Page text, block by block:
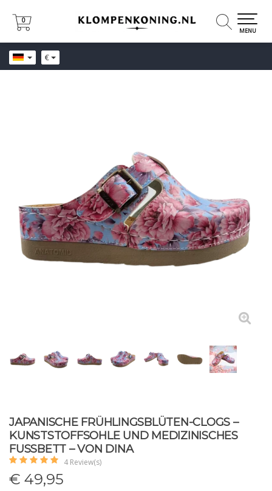
€
0
0
MENU
JAPANISCHE FRÜHLINGSBLÜTEN-CLOGS –
KUNSTSTOFFSOHLE UND MEDIZINISCHES
FUSSBETT – VON DINA
4 Review(s)
€ 49,95